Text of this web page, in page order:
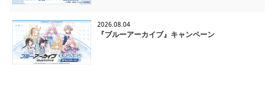
2026.08.04
『ブルーアーカイブ』キャンペーン